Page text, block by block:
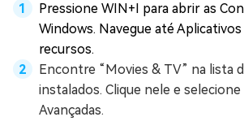
Pressione WIN+I para abrir as
Windows. Navegue até
recursos.
Encontre “Movies & TV” na lista
instalados. Clique nele e
Avançadas.